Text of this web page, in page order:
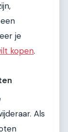
je
kopen.
Als